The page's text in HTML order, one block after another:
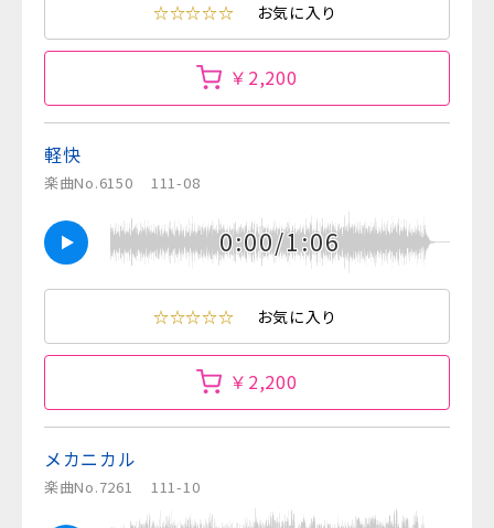
☆☆☆☆☆ お気に入り
￥2,200
軽快
楽曲No.6150 111-08
0:00/1:06
☆☆☆☆☆ お気に入り
￥2,200
メカニカル
楽曲No.7261 111-10